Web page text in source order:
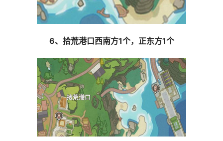
6、拾荒港口西南方1个，正东方1个